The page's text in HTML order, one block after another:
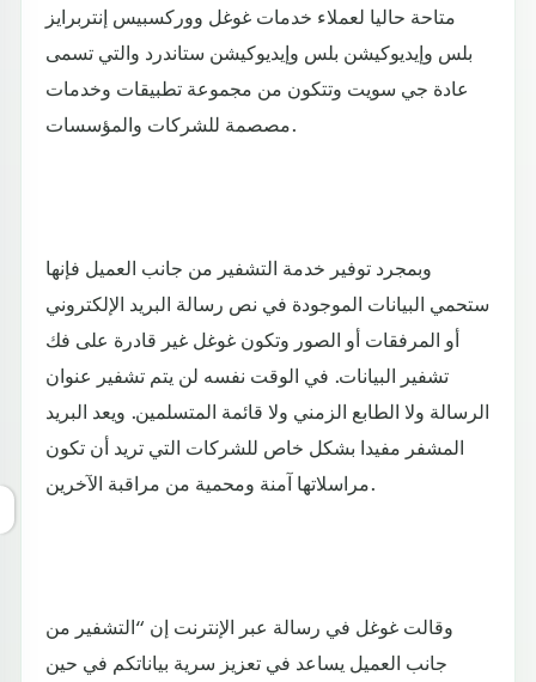
متاحة حاليا لعملاء خدمات غوغل ووركسبيس إنتربرايز
بلس وإيديوكيشن بلس وإيديوكيشن ستاندرد والتي تسمى
عادة جي سويت وتتكون من مجموعة تطبيقات وخدمات
مصصمة للشركات والمؤسسات.
وبمجرد توفير خدمة التشفير من جانب العميل فإنها
ستحمي البيانات الموجودة في نص رسالة البريد الإلكتروني
أو المرفقات أو الصور وتكون غوغل غير قادرة على فك
تشفير البيانات. في الوقت نفسه لن يتم تشفير عنوان
الرسالة ولا الطابع الزمني ولا قائمة المتسلمين. ويعد البريد
المشفر مفيدا بشكل خاص للشركات التي تريد أن تكون
مراسلاتها آمنة ومحمية من مراقبة الآخرين.
وقالت غوغل في رسالة عبر الإنترنت إن “التشفير من
جانب العميل يساعد في تعزيز سرية بياناتكم في حين